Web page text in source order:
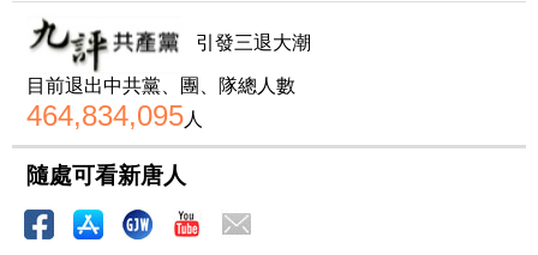
引發三退大潮
目前退出中共黨、團、隊總人數
464,834,095人
隨處可看新唐人